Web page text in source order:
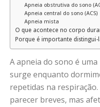
Apneia obstrutiva do sono
Apneia central do sono (ACS)
Apneia mista
O que acontece no corpo
Porque é importante distingui-
A apneia do sono é
surge enquanto
repetidas na
parecer breves, mas